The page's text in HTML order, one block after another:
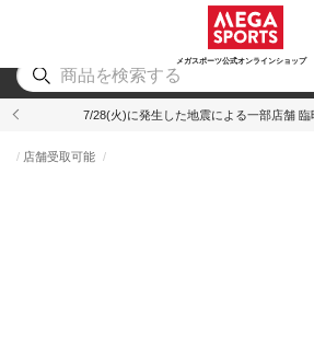
メガスポーツ公式オンラインショップ
アウトドア
7/28(火)に発生した地震による一部店舗
店舗受取可能